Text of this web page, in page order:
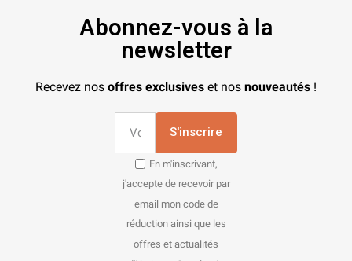
Abonnez-vous à la
newsletter
Recevez nos offres exclusives et nos nouveautés !
S'inscrire
En m'inscrivant,
j'accepte de recevoir par
email mon code de
réduction ainsi que les
offres et actualités